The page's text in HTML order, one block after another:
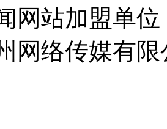
网站加盟单
网络传媒有限